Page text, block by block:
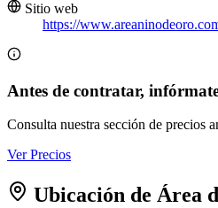
Sitio web
https://
Antes de contratar,
Consulta nuestra sección de precios
Ver Precios
Ubicación de Área